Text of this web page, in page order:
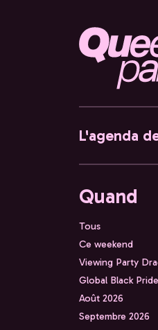
L'agenda
Quand
Tous
Ce weekend
Viewing Party
Global Black Pride
Août 2026
Septembre 2026